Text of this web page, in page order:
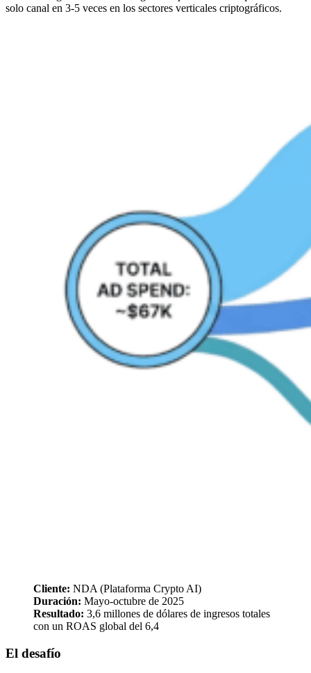
solo canal en 3-5 veces en los sectores verticales criptográficos.
Cliente: NDA (Plataforma Crypto AI)
Duración: Mayo-octubre de 2025
Resultado: 3,6 millones de dólares de ingresos totales
con un ROAS global del 6,4
El desafío